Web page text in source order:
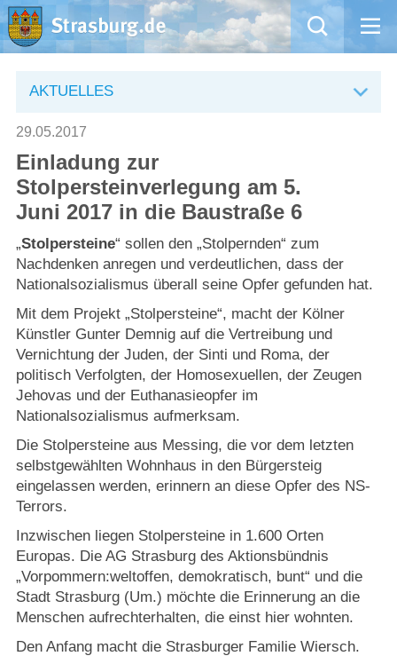
Aktuelles
Rathaus
Natur – Kultur – Tourismus
Wirtschaft
Willkommen in Strasburg (Uckermark)
Strasburger Ehrenamtspreis „SBG“
Welcome to Strasburg (Uckermark)
Ласкаво просимо до Штрасбурга (Уккермарк)
مرحبًا بكم في شتراسبورغ (أوكرمارك)
Bine ați venit în Strasburg (Uckermark)
Online-Bewerbungen
AKTUELLES
29.05.2017
Einladung zur
Stolpersteinverlegung am 5.
Juni 2017 in die Baustraße 6
„Stolpersteine“ sollen den „Stolpernden“ zum
Nachdenken anregen und verdeutlichen, dass der
Nationalsozialismus überall seine Opfer gefunden hat.
Mit dem Projekt „Stolpersteine“, macht der Kölner
Künstler Gunter Demnig auf die Vertreibung und
Vernichtung der Juden, der Sinti und Roma, der
politisch Verfolgten, der Homosexuellen, der Zeugen
Jehovas und der Euthanasieopfer im
Nationalsozialismus aufmerksam.
Die Stolpersteine aus Messing, die vor dem letzten
selbstgewählten Wohnhaus in den Bürgersteig
eingelassen werden, erinnern an diese Opfer des NS-
Terrors.
Inzwischen liegen Stolpersteine in 1.600 Orten
Europas. Die AG Strasburg des Aktionsbündnis
„Vorpommern:weltoffen, demokratisch, bunt“ und die
Stadt Strasburg (Um.) möchte die Erinnerung an die
Menschen aufrechterhalten, die einst hier wohnten.
Den Anfang macht die Strasburger Familie Wiersch.